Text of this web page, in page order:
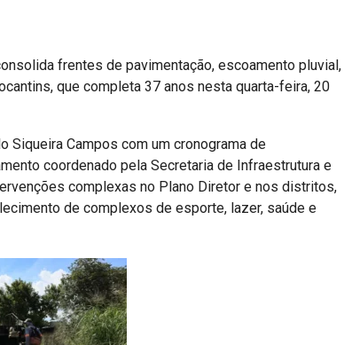
frentes de pavimentação, escoamento pluvial,
que completa 37 anos nesta quarta-feira, 20
Siqueira Campos com um cronograma de
coordenado pela Secretaria de Infraestrutura e
complexas no Plano Diretor e nos distritos,
de complexos de esporte, lazer, saúde e